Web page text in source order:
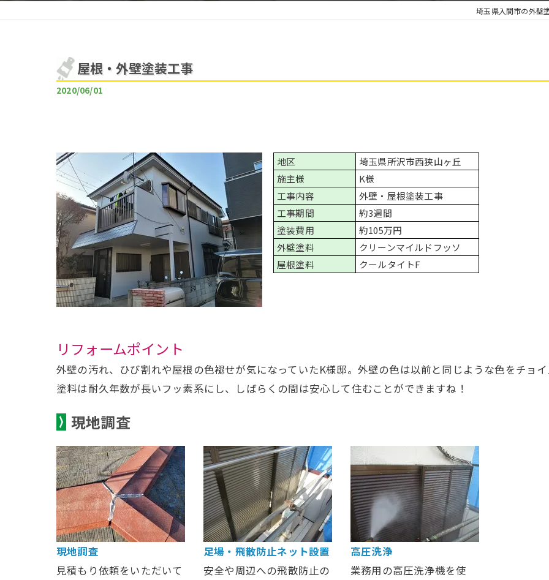
埼玉県入間市の外壁
屋根・外壁塗装工事
2020/06/01
地区
埼玉県所沢市西狭山ヶ丘
施主様
K様
工事内容
外壁・屋根塗装工事
工事期間
約3週間
塗装費用
約105万円
外壁塗料
クリーンマイルドフッソ
屋根塗料
クールタイトF
リフォームポイント
外壁の汚れ、ひび割れや屋根の色褪せが気になっていたK様邸。外壁の色は以前と同じような色をチョ
塗料は耐久年数が長いフッ素系にし、しばらくの間は安心して住むことができますね！
現地調査
現地調査
見積もり依頼をいただいて
足場・飛散防止ネット設置
安全や周辺への飛散防止の
高圧洗浄
業務用の高圧洗浄機を使